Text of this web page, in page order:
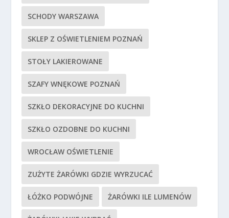
SCHODY WARSZAWA
SKLEP Z OŚWIETLENIEM POZNAŃ
STOŁY LAKIEROWANE
SZAFY WNĘKOWE POZNAŃ
SZKŁO DEKORACYJNE DO KUCHNI
SZKŁO OZDOBNE DO KUCHNI
WROCŁAW OŚWIETLENIE
ZUŻYTE ŻARÓWKI GDZIE WYRZUCAĆ
ŁÓŻKO PODWÓJNE ŻARÓWKI ILE LUMENÓW